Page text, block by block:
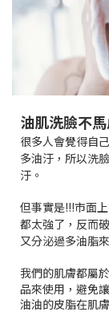
油肌洗臉不
很多人會覺得自
多油汙，所以洗
汙。
但事實是!!!市面
都太強了，反而
又分泌過多油脂
我們的肌膚都屬於
品來使用，避免
油油的皮脂在肌